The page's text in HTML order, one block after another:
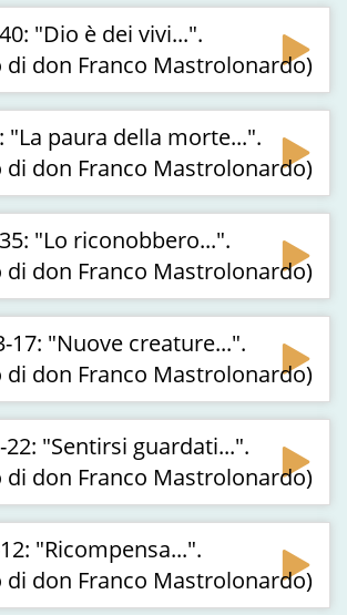
"Dio è dei vivi...".
don Franco Mastrolonardo)
"La paura della morte...".
don Franco Mastrolonardo)
"Lo riconobbero...".
don Franco Mastrolonardo)
17: "Nuove creature...".
don Franco Mastrolonardo)
"Sentirsi guardati...".
don Franco Mastrolonardo)
"Ricompensa...".
don Franco Mastrolonardo)